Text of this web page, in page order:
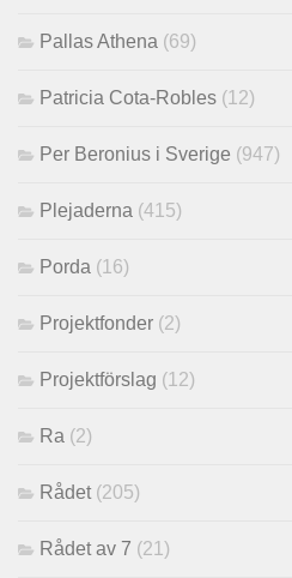
Pallas Athena (69)
Patricia Cota-Robles (12)
Per Beronius i Sverige (947)
Plejaderna (415)
Porda (16)
Projektfonder (2)
Projektförslag (12)
Ra (2)
Rådet (205)
Rådet av 7 (21)